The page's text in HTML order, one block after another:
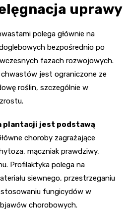
uprawy
polega głównie na
bezpośrednio po
fazach rozwojowych.
jest ograniczone ze
roślin, szczególnie w
plantacji jest podstawą
choroby zagrażające
mączniak prawdziwy,
Profilaktyka polega na
siewnego, przestrzeganiu
stosowaniu fungicydów w
chorobowych.